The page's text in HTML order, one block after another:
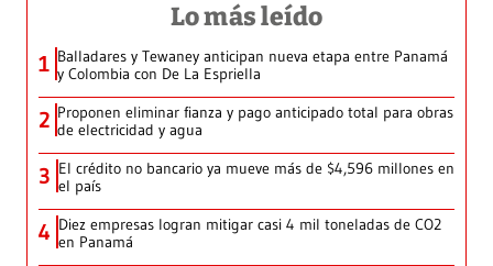
Lo más leído
1 Balladares y Tewaney anticipan nueva etapa entre Panamá
y Colombia con De La Espriella
2 Proponen eliminar fianza y pago anticipado total para obras
de electricidad y agua
3 El crédito no bancario ya mueve más de $4,596 millones en
el país
4 Diez empresas logran mitigar casi 4 mil toneladas de CO2
en Panamá